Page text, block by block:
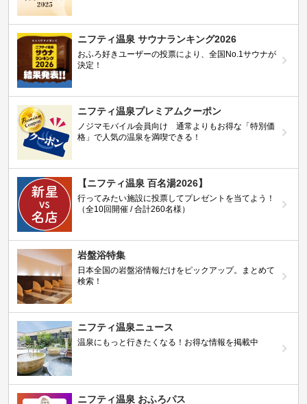
ニフティ温泉 サウナランキング2026
おふろ好きユーザーの投票により、全国No.1サウナが
決定！
ニフティ温泉プレミアムクーポン
ノジマモバイル会員向け 通常よりもお得な「特別価
格」で人気の温泉を満喫できる！
【ニフティ温泉 百名湯2026】
行ってみたい施設に投票してプレゼントを当てよう！
（全10回開催 / 合計260名様）
岩盤浴特集
日本全国の岩盤浴情報だけをピックアップ。まとめて
検索！
ニフティ温泉ニュース
温泉にもっと行きたくなる！お得な情報を掲載中
ニフティ温泉 おふろパス